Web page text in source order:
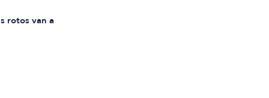
rotos van a